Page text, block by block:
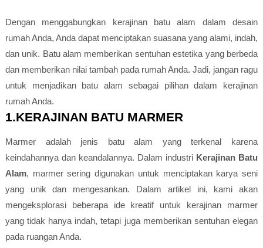
Dengan menggabungkan kerajinan batu alam dalam desain
rumah Anda, Anda dapat menciptakan suasana yang alami, indah,
dan unik. Batu alam memberikan sentuhan estetika yang berbeda
dan memberikan nilai tambah pada rumah Anda. Jadi, jangan ragu
untuk menjadikan batu alam sebagai pilihan dalam kerajinan
rumah Anda.
1.KERAJINAN BATU MARMER
Marmer adalah jenis batu alam yang terkenal karena
keindahannya dan keandalannya. Dalam industri Kerajinan Batu
Alam, marmer sering digunakan untuk menciptakan karya seni
yang unik dan mengesankan. Dalam artikel ini, kami akan
mengeksplorasi beberapa ide kreatif untuk kerajinan marmer
yang tidak hanya indah, tetapi juga memberikan sentuhan elegan
pada ruangan Anda.